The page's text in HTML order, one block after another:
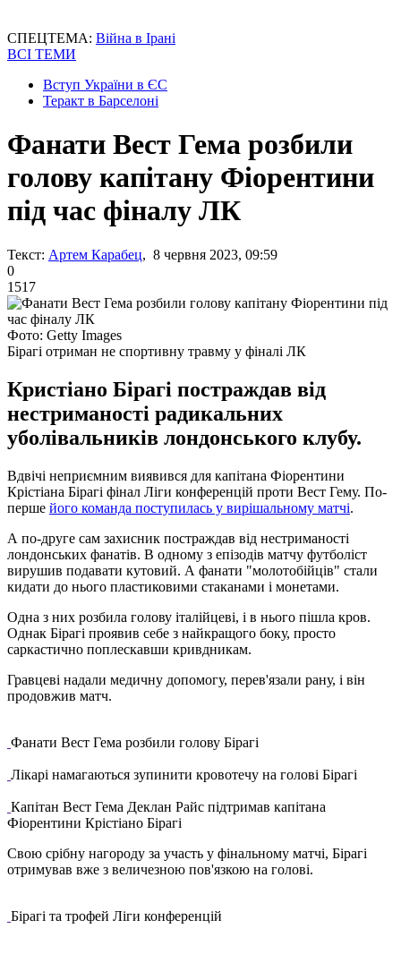
СПЕЦТЕМА: Війна в Ірані
ВСІ ТЕМИ
Вступ України в ЄС
Теракт в Барселоні
Фанати Вест Гема розбили
голову капітану Фіорентини
під час фіналу ЛК
Текст: Артем Карабец, 8 червня 2023, 09:59
0
1517
Фото: Getty Images
Бірагі отриман не спортивну травму у фіналі ЛК
Кристіано Бірагі постраждав від
нестриманості радикальних
уболівальників лондонського клубу.
Вдвічі неприємним виявився для капітана Фіорентини
Крістіана Бірагі фінал Ліги конференцій проти Вест Гему. По-
перше його команда поступилась у вирішальному матчі.
А по-друге сам захисник постраждав від нестриманості
лондонських фанатів. В одному з епізодів матчу футболіст
вирушив подавати кутовий. А фанати "молотобійців" стали
кидати до нього пластиковими стаканами і монетами.
Одна з них розбила голову італійцеві, і в нього пішла кров.
Однак Бірагі проявив себе з найкращого боку, просто
саркастично поплескавши кривдникам.
Гравцеві надали медичну допомогу, перев'язали рану, і він
продовжив матч.
Фанати Вест Гема розбили голову Бірагі
Лікарі намагаються зупинити кровотечу на голові Бірагі
Капітан Вест Гема Деклан Райс підтримав капітана
Фіорентини Крістіано Бірагі
Свою срібну нагороду за участь у фінальному матчі, Бірагі
отримував вже з величезною пов'язкою на голові.
Бірагі та трофей Ліги конференцій